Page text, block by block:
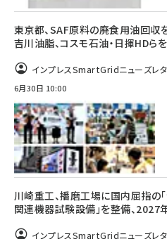
東京都、SAF原料の廃食用油回収
吉川油脂、コスモ石油・日揮HDら
インプレスSmartGridニューズレ
6月30日 10:00
川崎重工、播磨工場に国内屈指の
関連機器試験設備」を整備、2027
インプレスSmartGridニューズレ